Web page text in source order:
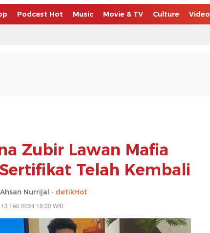
Podcast Hot Music Movie & TV Culture Video
Zubir Lawan Mafia
Telah Kembali
Nurrijal - detikHot
Feb 2024 19:00 WIB